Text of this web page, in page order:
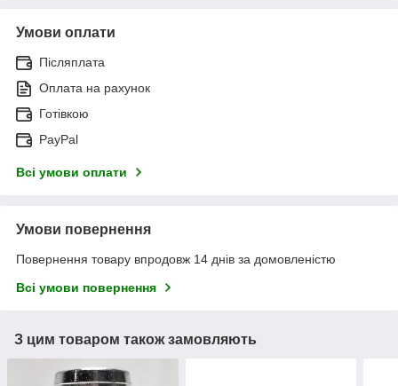
Умови оплати
Післяплата
Оплата на рахунок
Готівкою
PayPal
Всі умови оплати
Умови повернення
Повернення товару впродовж 14 днів за домовленістю
Всі умови повернення
З цим товаром також замовляють